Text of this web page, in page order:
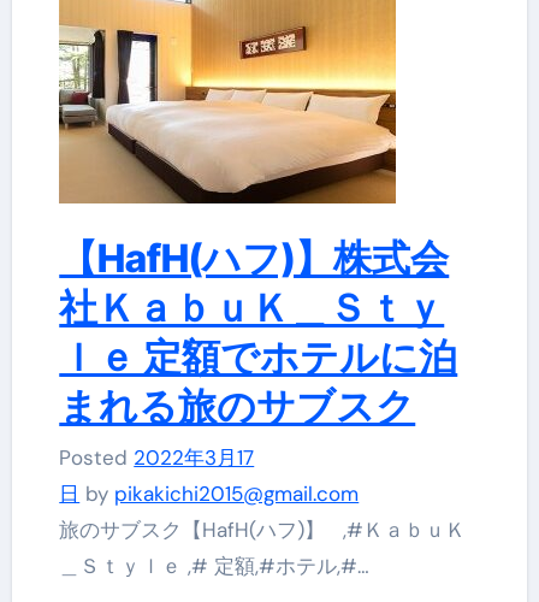
【HafH(ハフ)】株式会
社ＫａｂｕＫ＿Ｓｔｙ
ｌｅ 定額でホテルに泊
まれる旅のサブスク
Posted 2022年3月17
日 by pikakichi2015@gmail.com
旅のサブスク【HafH(ハフ)】 ,#ＫａｂｕＫ
＿Ｓｔｙｌｅ ,# 定額,#ホテル,#…